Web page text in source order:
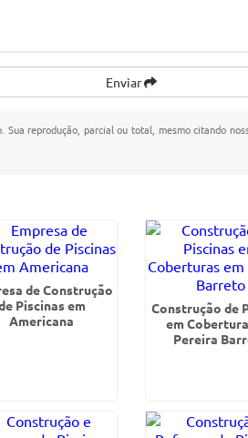
Enviar
Sua reprodução, parcial ou total, mesmo citando
de Construção
Piscinas em
Americana
Construção de
em
Pereira